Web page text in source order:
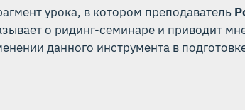
урока, в котором преподаватель
о ридинг-семинаре и приводит
данного инструмента в